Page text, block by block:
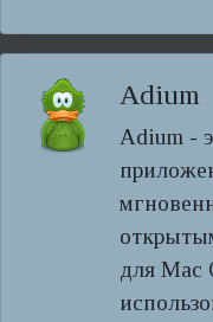
Adium
Adium -
для Mac